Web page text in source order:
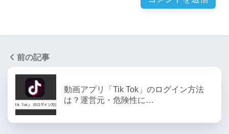
前の記事
動画アプリ「Tik Tok」のログイン方法
は？運営元・危険性に…